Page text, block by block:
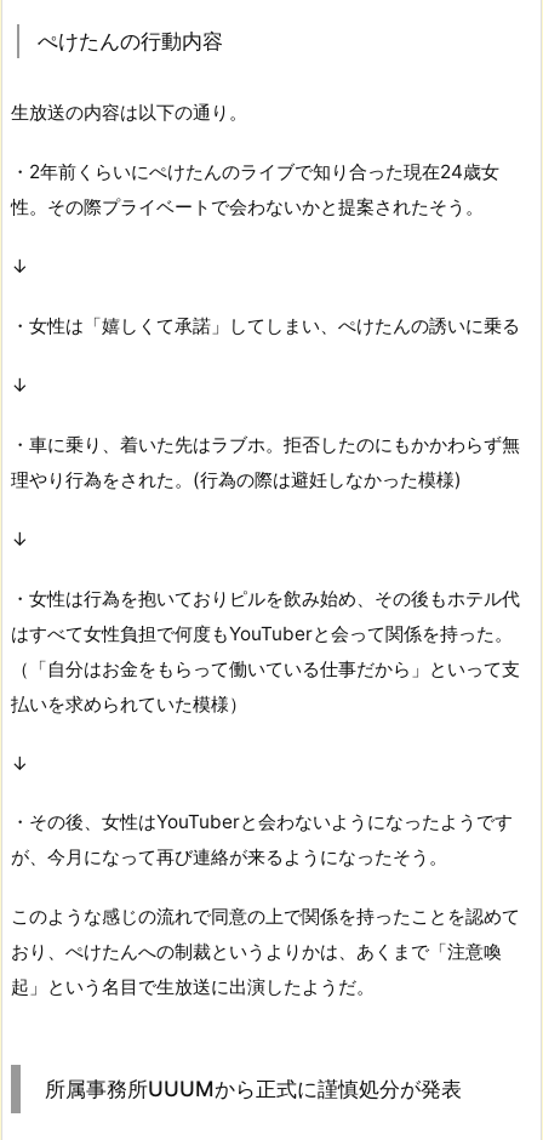
ぺけたんの行動内容
生放送の内容は以下の通り。
・2年前くらいにぺけたんのライブで知り合った現在24歳女
性。その際プライベートで会わないかと提案されたそう。
↓
・女性は「嬉しくて承諾」してしまい、ぺけたんの誘いに乗る
↓
・車に乗り、着いた先はラブホ。拒否したのにもかかわらず無
理やり行為をされた。(行為の際は避妊しなかった模様)
↓
・女性は行為を抱いておりピルを飲み始め、その後もホテル代
はすべて女性負担で何度もYouTuberと会って関係を持った。
（「自分はお金をもらって働いている仕事だから」といって支
払いを求められていた模様）
↓
・その後、女性はYouTuberと会わないようになったようです
が、今月になって再び連絡が来るようになったそう。
このような感じの流れで同意の上で関係を持ったことを認めて
おり、ぺけたんへの制裁というよりかは、あくまで「注意喚
起」という名目で生放送に出演したようだ。
所属事務所UUUMから正式に謹慎処分が発表